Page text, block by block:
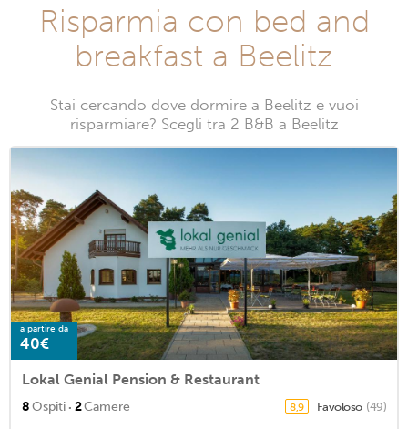
Risparmia con bed and
breakfast a Beelitz
Stai cercando dove dormire a Beelitz e vuoi
risparmiare? Scegli tra 2 B&B a Beelitz
a partire da
40€
Lokal Genial Pension & Restaurant
8Ospiti · 2Camere 8,9 Favoloso (49)